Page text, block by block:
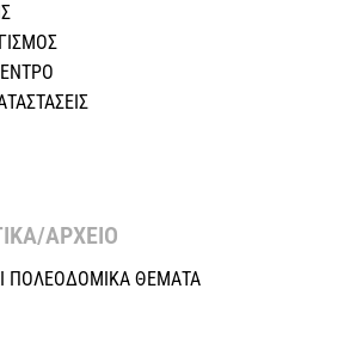
ΑΡΧΕΙΟ
ΠΟΛΕΟΔΟΜΙΚΑ ΘΕΜΑΤΑ